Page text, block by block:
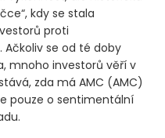
kdy se stala
proti
se od té doby
mnoho investorů věří v
zda má AMC (AMC)
pouze o sentimentální